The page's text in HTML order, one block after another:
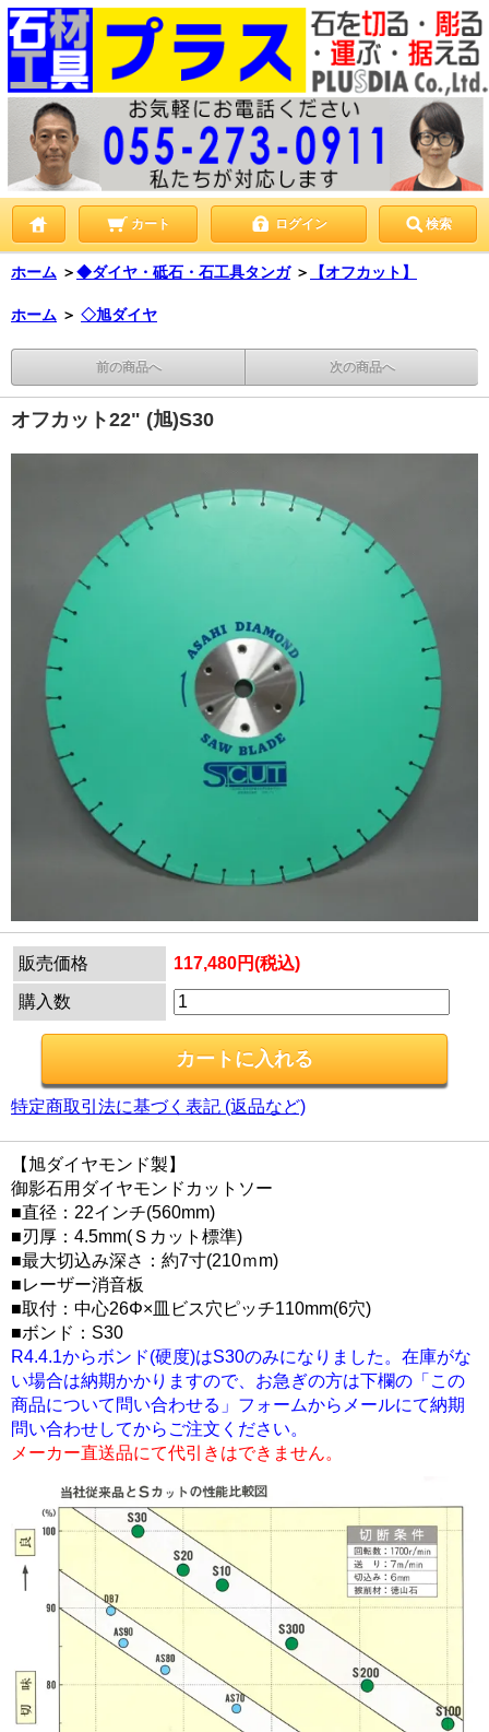
カート ログイン 検索
ホーム ＞◆ダイヤ・砥石・石工具タンガ ＞ 【オフカット】
ホーム ＞ ◇旭ダイヤ
前の商品へ 次の商品へ
オフカット22" (旭)S30
販売価格 117,480円(税込)
購入数
特定商取引法に基づく表記 (返品など)
【旭ダイヤモンド製】
御影石用ダイヤモンドカットソー
■直径：22インチ(560mm)
■刃厚：4.5mm(Ｓカット標準)
■最大切込み深さ：約7寸(210ｍm)
■レーザー消音板
■取付：中心26Φ×皿ビス穴ピッチ110mm(6穴)
■ボンド：S30
R4.4.1からボンド(硬度)はS30のみになりました。在庫がな
い場合は納期かかりますので、お急ぎの方は下欄の「この
商品について問い合わせる」フォームからメールにて納期
問い合わせしてからご注文ください。
メーカー直送品にて代引きはできません。